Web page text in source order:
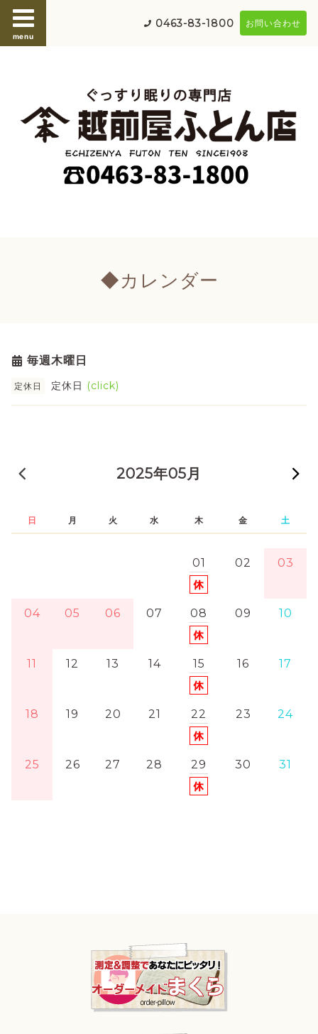
menu
0463-83-1800 お問い合わせ
◆カレンダー
毎週木曜日
定休日 定休日 (click)
2025年05月
日 月 火 水 木 金 土
01 02 03
04 05 06 07 08 09 10
11 12 13 14 15 16 17
18 19 20 21 22 23 24
25 26 27 28 29 30 31